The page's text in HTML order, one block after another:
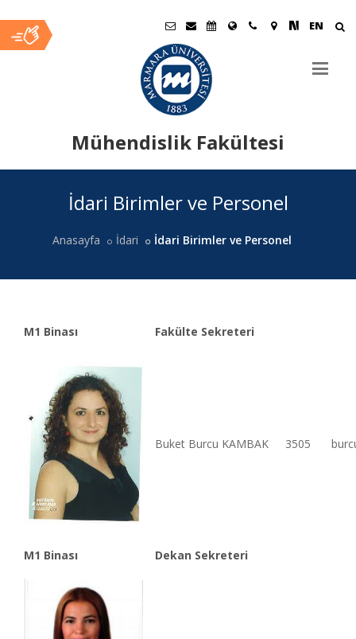
EN
Mühendislik Fakültesi
İdari Birimler ve Personel
Anasayfa İdari İdari Birimler ve Personel
M1 Binası Fakülte Sekreteri
Buket Burcu KAMBAK 3505
M1 Binası Dekan Sekreteri